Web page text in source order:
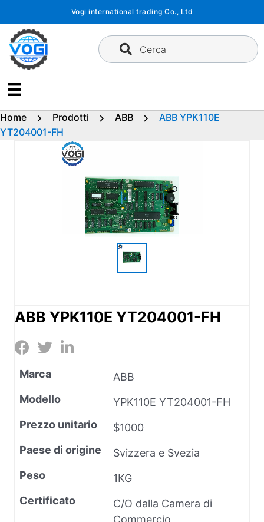
contenuto
Vogi international trading Co., Ltd
Cerca
Home Prodotti ABB
ABB YPK110E
YT204001-FH
ABB YPK110E YT204001-FH
Marca
ABB
Modello
YPK110E YT204001-FH
Prezzo unitario
$1000
Paese di origine
Svizzera e Svezia
Peso
1KG
Certificato
C/O dalla Camera di
Commercio